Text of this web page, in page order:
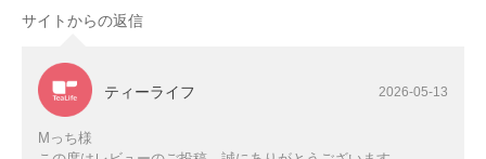
サイトからの返信
ティーライフ 2026-05-13
Mっち様